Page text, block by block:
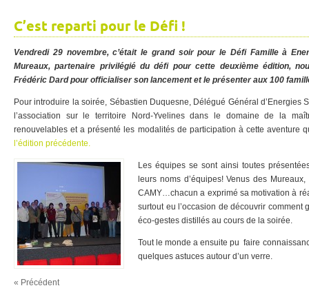
C’est reparti pour le Défi !
Vendredi 29 novembre, c’était le grand soir pour le Défi Famille à
Mureaux, partenaire privilégié du défi pour cette deuxième édition,
Frédéric Dard pour officialiser son lancement et le présenter aux 100
Pour introduire la soirée, Sébastien Duquesne, Délégué Général d’Energies
l’association sur le territoire Nord-Yvelines dans le domaine de la
renouvelables et a présenté les modalités de participation à cette aventure
l’édition précédente.
Les équipes se sont ainsi toutes
leurs noms d’équipes! Venus des
CAMY…chacun a exprimé sa motivation à
surtout eu l’occasion de découvrir
éco-gestes distillés au cours de la soirée.
Tout le monde a ensuite pu faire
quelques astuces autour d’un verre.
« Précédent